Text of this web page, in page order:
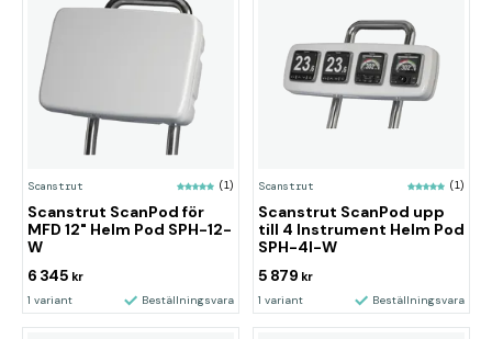
Scanstrut (1)
Scanstrut ScanPod för
MFD 12" Helm Pod SPH-12-
W
6 345 kr
1 variant Beställningsvara
Scanstrut (1)
Scanstrut ScanPod upp
till 4 Instrument Helm Pod
SPH-4I-W
5 879 kr
1 variant Beställningsvara